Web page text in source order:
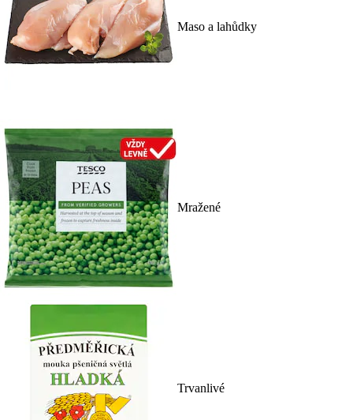
Maso a lahůdky
Mražené
Trvanlivé